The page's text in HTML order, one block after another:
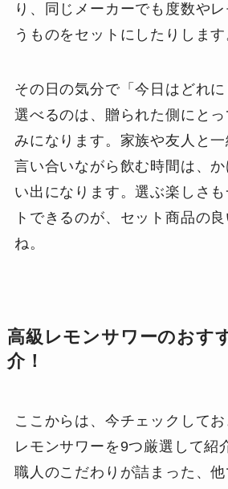
り、同じメーカーでも度数や
うものをセットにしたりします
その日の気分で「今日はどれ
選べるのは、贈られた側にと
みになります。家族や友人と
言い合いながら飲む時間は、
い出になります。選ぶ楽しさ
トできるのが、セット商品の
ね。
高級レモンサワーのおす
介！
ここからは、今チェックして
レモンサワーを9つ厳選して紹
職人のこだわりが詰まった、